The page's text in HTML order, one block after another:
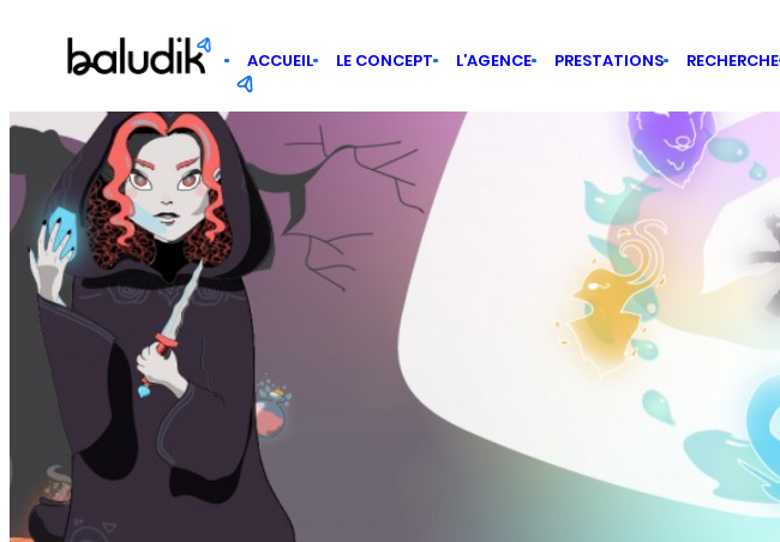
ACCUEIL LE CONCEPT L’AGENCE PRESTATIONS RECHERCHE